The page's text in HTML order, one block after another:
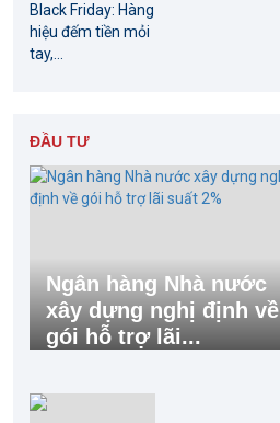
Black Friday: Hàng
hiệu đếm tiền mỏi
tay,...
ĐẦU TƯ
Ngân hàng Nhà nước
xây dựng nghị định về
gói hỗ trợ lãi...